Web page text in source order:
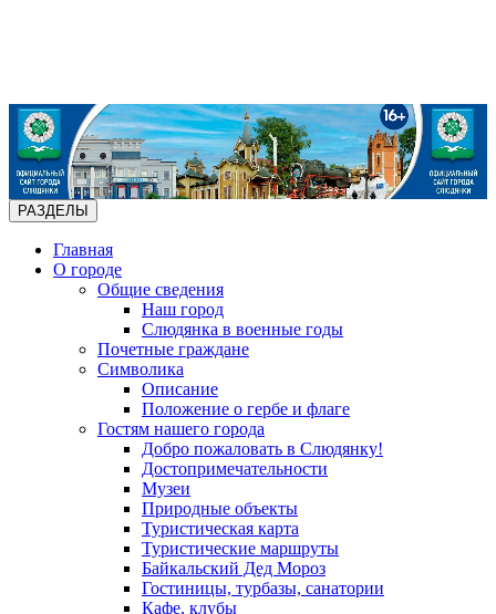
РАЗДЕЛЫ
Главная
О городе
Общие сведения
Наш город
Слюдянка в военные годы
Почетные граждане
Символика
Описание
Положение о гербе и флаге
Гостям нашего города
Добро пожаловать в Слюдянку!
Достопримечательности
Музеи
Природные объекты
Туристическая карта
Туристические маршруты
Байкальский Дед Мороз
Гостиницы, турбазы, санатории
Кафе, клубы